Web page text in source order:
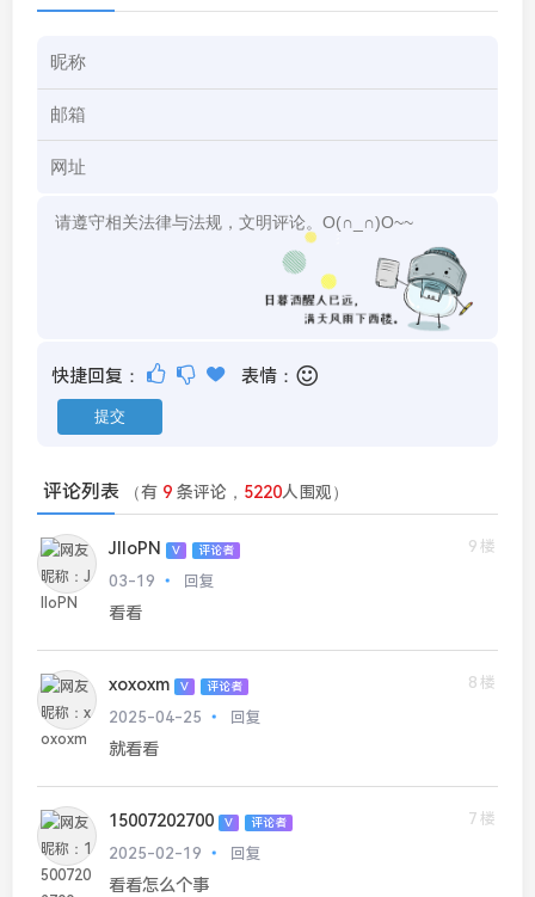
快捷回复： 表情：
评论列表 （有 9 条评论， 5220人围观）
JIIoPN V 评论者
9楼
03-19
回复
看看
xoxoxm V 评论者
8楼
2025-04-25
回复
就看看
15007202700 V 评论者
7楼
2025-02-19
回复
看看怎么个事